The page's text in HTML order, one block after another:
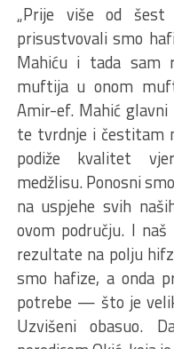
„Prije više od šest
prisustvovali smo
Mahiću i tada sam
muftija u onom
Amir-ef. Mahić
te tvrdnje i čestitam
podiže kvalitet
medžlisu. Ponosni
na uspjehe svih
ovom području. I
rezultate na polju
smo hafize, a onda
potrebe — što je
Uzvišeni obasuo.